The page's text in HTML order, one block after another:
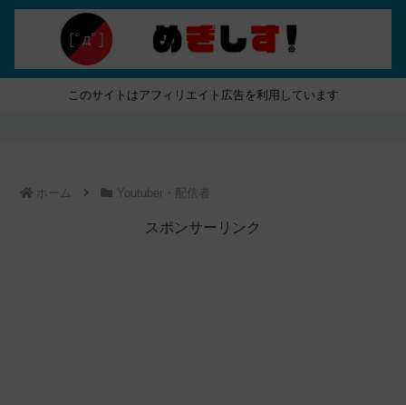
このサイトはアフィリエイト広告を利用しています
ホーム Youtuber・配信者
スポンサーリンク